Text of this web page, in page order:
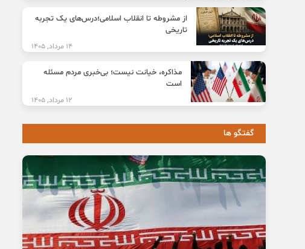
از مشروطه تا انقلاب اسلامی؛درس‌های یک تجربه
تاریخی
14 مرداد, 1405
مذاکره، خیانت نیست؛ بی‌خبری مردم مسئله
است
12 مرداد, 1405
گفتگو ها